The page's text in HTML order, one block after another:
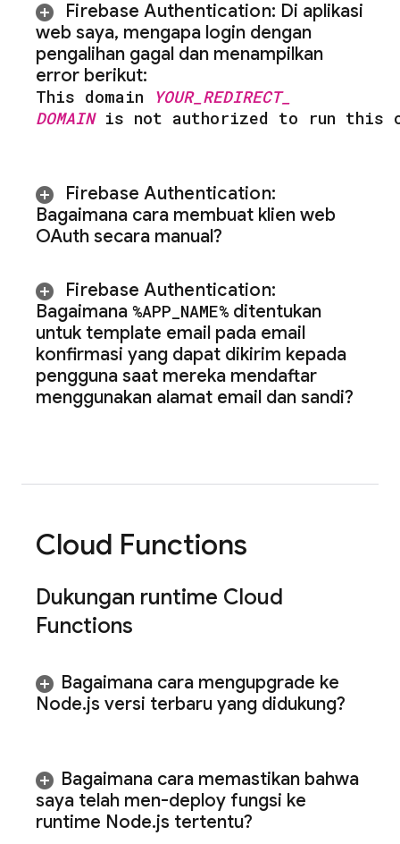
Firebase Authentication: Di aplikasi
web saya, mengapa login dengan
pengalihan gagal dan menampilkan
error berikut:
This domain YOUR_ REDIRECT_
DOMAINis not authorized to run this
Firebase Authentication:
Bagaimana cara membuat klien web
OAuth secara manual?
Firebase Authentication:
Bagaimana %APP NAME% ditentukan
untuk template email pada email
konfirmasi yang dapat dikirim kepada
pengguna saat mereka mendaftar
menggunakan alamat email dan sandi?
Cloud Functions
Dukungan runtime Cloud
Functions
Bagaimana cara mengupgrade ke
Node.js versi terbaru yang didukung?
Bagaimana cara memastikan bahwa
saya telah men-deploy fungsi ke
runtime Node.js tertentu?